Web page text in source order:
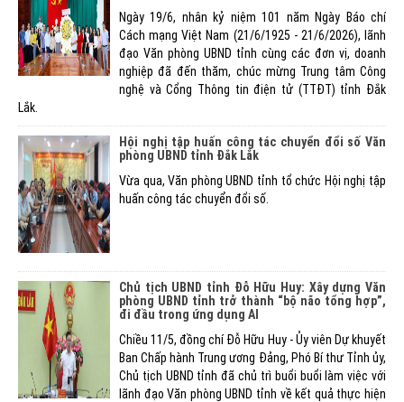
Ngày 19/6, nhân kỷ niệm 101 năm Ngày Báo chí
Cách mạng Việt Nam (21/6/1925 - 21/6/2026), lãnh
đạo Văn phòng UBND tỉnh cùng các đơn vị, doanh
nghiệp đã đến thăm, chúc mừng Trung tâm Công
nghệ và Cổng Thông tin điện tử (TTĐT) tỉnh Đắk
Lắk.
Hội nghị tập huấn công tác chuyển đổi số Văn
phòng UBND tỉnh Đắk Lắk
Vừa qua, Văn phòng UBND tỉnh tổ chức Hội nghị tập
huấn công tác chuyển đổi số.
Chủ tịch UBND tỉnh Đỗ Hữu Huy: Xây dựng Văn
phòng UBND tỉnh trở thành “bộ não tổng hợp”,
đi đầu trong ứng dụng AI
Chiều 11/5, đồng chí Đỗ Hữu Huy - Ủy viên Dự khuyết
Ban Chấp hành Trung ương Đảng, Phó Bí thư Tỉnh ủy,
Chủ tịch UBND tỉnh đã chủ trì buổi buổi làm việc với
lãnh đạo Văn phòng UBND tỉnh về kết quả thực hiện